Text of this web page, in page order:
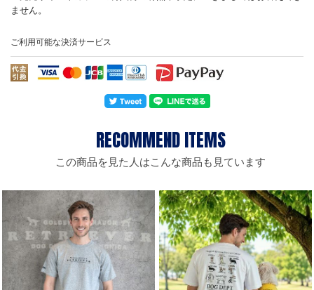
ご利用可能な決済サービス
この商品を見た人はこんな商品も見ています